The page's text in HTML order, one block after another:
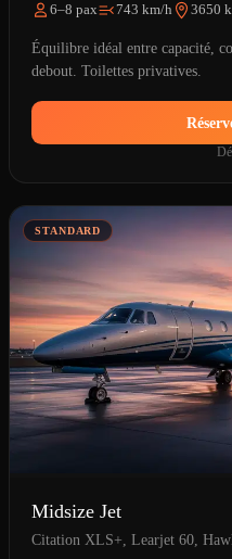
6–8 pax 743 km/h 3650
Équilibre idéal entre capacité,
debout. Toilettes privatives.
STANDARD
Midsize Jet
Citation XLS+, Learjet 60,